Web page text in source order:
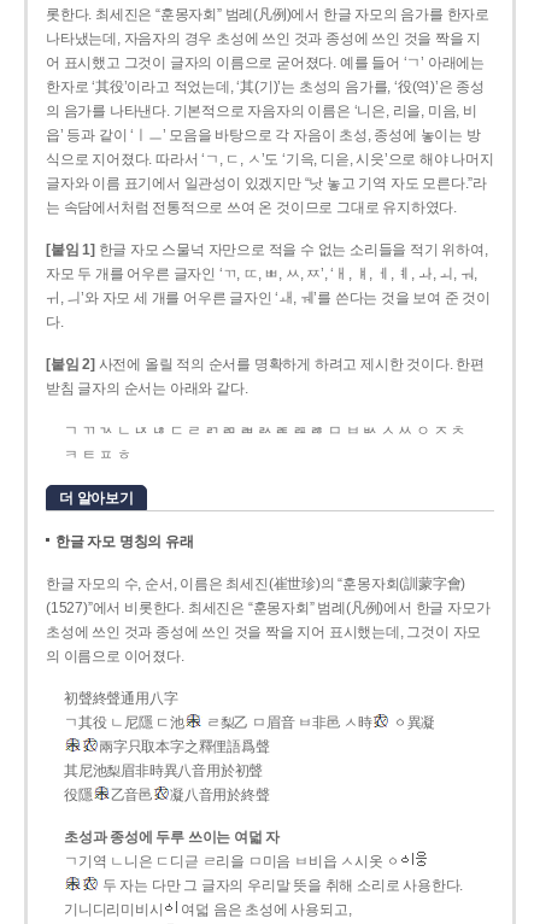
롯한다. 최세진은 “훈몽자회” 범례(凡例)에서 한글 자모의 음가를 한자로
나타냈는데, 자음자의 경우 초성에 쓰인 것과 종성에 쓰인 것을 짝을 지
어 표시했고 그것이 글자의 이름으로 굳어졌다. 예를 들어 ‘ㄱ’ 아래에는
한자로 ‘其役’이라고 적었는데, ‘其(기)’는 초성의 음가를, ‘役(역)’은 종성
의 음가를 나타낸다. 기본적으로 자음자의 이름은 ‘니은, 리을, 미음, 비
읍’ 등과 같이 ‘ㅣㅡ’ 모음을 바탕으로 각 자음이 초성, 종성에 놓이는 방
식으로 지어졌다. 따라서 ‘ㄱ, ㄷ, ㅅ’도 ‘기윽, 디읃, 시읏’으로 해야 나머지
글자와 이름 표기에서 일관성이 있겠지만 “낫 놓고 기역 자도 모른다.”라
는 속담에서처럼 전통적으로 쓰여 온 것이므로 그대로 유지하였다.
[붙임 1] 한글 자모 스물넉 자만으로 적을 수 없는 소리들을 적기 위하여,
자모 두 개를 어우른 글자인 ‘ㄲ, ㄸ, ㅃ, ㅆ, ㅉ’, ‘ㅐ, ㅒ, ㅔ, ㅖ, ㅘ, ㅚ, ㅝ,
ㅟ, ㅢ’와 자모 세 개를 어우른 글자인 ‘ㅙ, ㅞ’를 쓴다는 것을 보여 준 것이
다.
[붙임 2] 사전에 올릴 적의 순서를 명확하게 하려고 제시한 것이다. 한편
받침 글자의 순서는 아래와 같다.
ㄱ ㄲ ㄳ ㄴ ㄵ ㄶ ㄷ ㄹ ㄺ ㄻ ㄼ ㄽ ㄾ ㄿ ㅀ ㅁ ㅂ ㅄ ㅅ ㅆ ㅇ ㅈ ㅊ
ㅋ ㅌ ㅍ ㅎ
더 알아보기
한글 자모 명칭의 유래
한글 자모의 수, 순서, 이름은 최세진(崔世珍)의 “훈몽자회(訓蒙字會)
(1527)”에서 비롯한다. 최세진은 “훈몽자회” 범례(凡例)에서 한글 자모가
초성에 쓰인 것과 종성에 쓰인 것을 짝을 지어 표시했는데, 그것이 자모
의 이름으로 이어졌다.
初聲終聲通用八字
ㄱ其役 ㄴ尼隱 ㄷ池
ㄹ梨乙 ㅁ眉音 ㅂ非邑 ㅅ時
ㆁ異凝
兩字只取本字之釋俚語爲聲
其尼池梨眉非時異八音用於初聲
役隱
乙音邑 凝八音用於終聲
초성과 종성에 두루 쓰이는 여덟 자
ㄱ기역 ㄴ니은 ㄷ디귿 ㄹ리을 ㅁ미음 ㅂ비읍 ㅅ시옷 ㆁ
두 자는 다만 그 글자의 우리말 뜻을 취해 소리로 사용한다.
기니디리미비시
여덟 음은 초성에 사용되고,